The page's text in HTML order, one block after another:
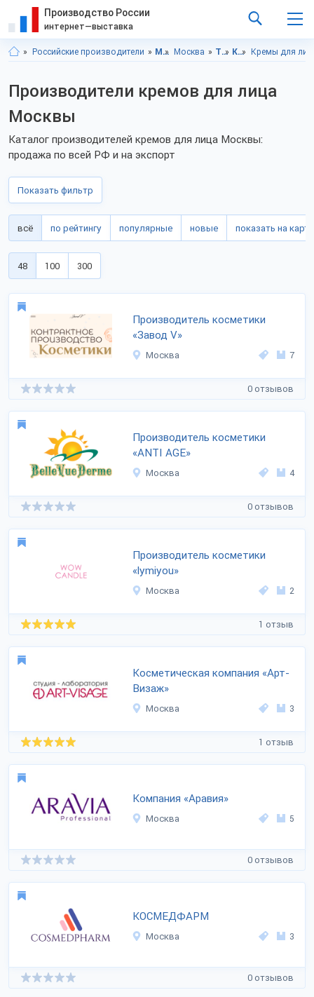
Производство России
интернет—выставка
Российские производители Московская область Москва Товары личного потребления Косметика Кремы для
Производители кремов для лица
Москвы
Каталог производителей кремов для лица Москвы:
продажа по всей РФ и на экспорт
Показать фильтр
всё по рейтингу популярные новые показать на карте
48 100 300
Производитель косметики
«Завод V»
Москва 7
0 отзывов
Производитель косметики
«ANTI AGE»
Москва 4
0 отзывов
Производитель косметики
«lymiyou»
Москва 2
1 отзыв
Косметическая компания «Арт-
Визаж»
Москва 3
1 отзыв
Компания «Аравия»
Москва 5
0 отзывов
КОСМЕДФАРМ
Москва 3
0 отзывов